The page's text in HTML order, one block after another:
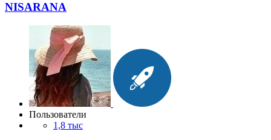
NISARANA
Пользователи
1,8 тыс